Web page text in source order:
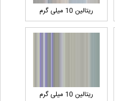
ریتالین 10 میلی گرم
ریتالین 10 میلی گرم